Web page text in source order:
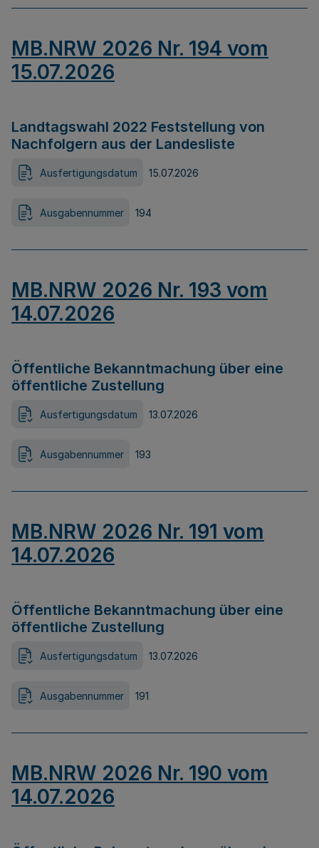
MB.NRW 2026 Nr. 194 vom
15.07.2026
Landtagswahl 2022 Feststellung von
Nachfolgern aus der Landesliste
Ausfertigungsdatum 15.07.2026
Ausgabennummer 194
MB.NRW 2026 Nr. 193 vom
14.07.2026
Öffentliche Bekanntmachung über eine
öffentliche Zustellung
Ausfertigungsdatum 13.07.2026
Ausgabennummer 193
MB.NRW 2026 Nr. 191 vom
14.07.2026
Öffentliche Bekanntmachung über eine
öffentliche Zustellung
Ausfertigungsdatum 13.07.2026
Ausgabennummer 191
MB.NRW 2026 Nr. 190 vom
14.07.2026